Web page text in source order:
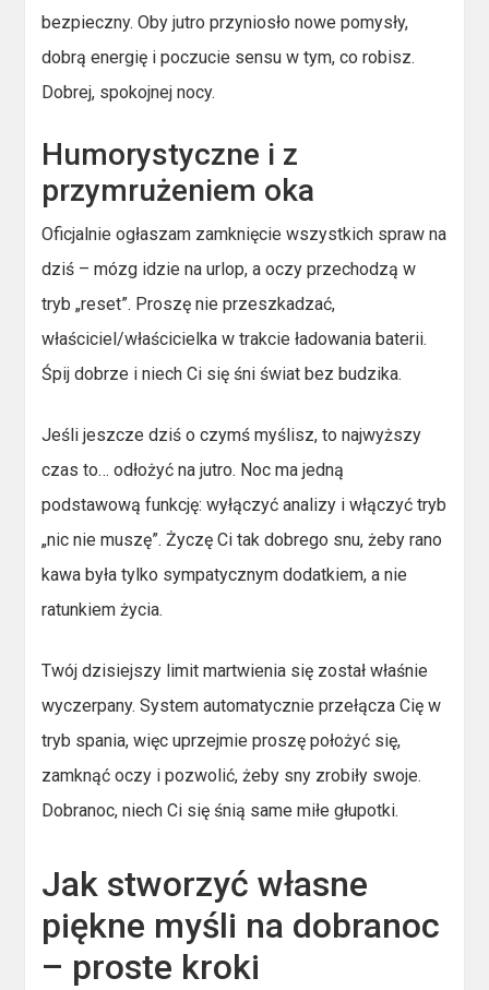
bezpieczny. Oby jutro przyniosło nowe pomysły,
dobrą energię i poczucie sensu w tym, co robisz.
Dobrej, spokojnej nocy.
Humorystyczne i z
przymrużeniem oka
Oficjalnie ogłaszam zamknięcie wszystkich spraw na
dziś – mózg idzie na urlop, a oczy przechodzą w
tryb „reset”. Proszę nie przeszkadzać,
właściciel/właścicielka w trakcie ładowania baterii.
Śpij dobrze i niech Ci się śni świat bez budzika.
Jeśli jeszcze dziś o czymś myślisz, to najwyższy
czas to… odłożyć na jutro. Noc ma jedną
podstawową funkcję: wyłączyć analizy i włączyć tryb
„nic nie muszę”. Życzę Ci tak dobrego snu, żeby rano
kawa była tylko sympatycznym dodatkiem, a nie
ratunkiem życia.
Twój dzisiejszy limit martwienia się został właśnie
wyczerpany. System automatycznie przełącza Cię w
tryb spania, więc uprzejmie proszę położyć się,
zamknąć oczy i pozwolić, żeby sny zrobiły swoje.
Dobranoc, niech Ci się śnią same miłe głupotki.
Jak stworzyć własne
piękne myśli na dobranoc
– proste kroki